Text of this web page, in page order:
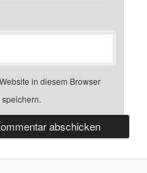
in diesem Browser